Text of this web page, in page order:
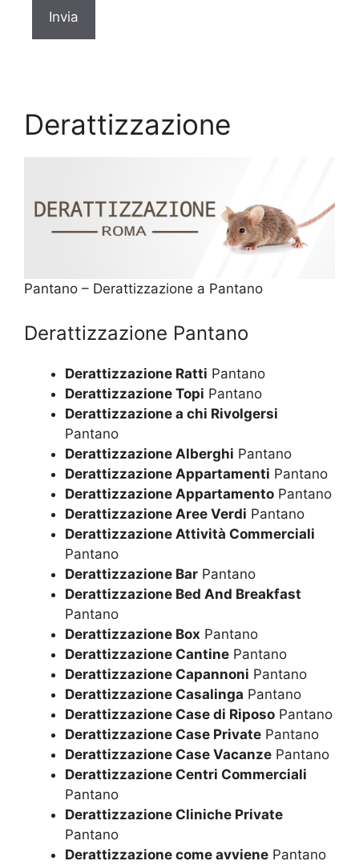
Derattizzazione
Pantano – Derattizzazione a Pantano
Derattizzazione Pantano
Derattizzazione Ratti Pantano
Derattizzazione Topi Pantano
Derattizzazione a chi Rivolgersi
Pantano
Derattizzazione Alberghi Pantano
Derattizzazione Appartamenti Pantano
Derattizzazione Appartamento Pantano
Derattizzazione Aree Verdi Pantano
Derattizzazione Attività Commerciali
Pantano
Derattizzazione Bar Pantano
Derattizzazione Bed And Breakfast
Pantano
Derattizzazione Box Pantano
Derattizzazione Cantine Pantano
Derattizzazione Capannoni Pantano
Derattizzazione Casalinga Pantano
Derattizzazione Case di Riposo Pantano
Derattizzazione Case Private Pantano
Derattizzazione Case Vacanze Pantano
Derattizzazione Centri Commerciali
Pantano
Derattizzazione Cliniche Private
Pantano
Derattizzazione come avviene Pantano